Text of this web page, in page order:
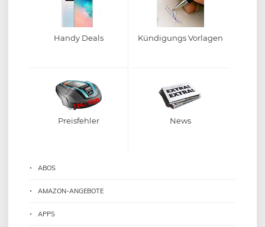
Handy Deals Kündigungs Vorlagen
Preisfehler News
ABOS
AMAZON-ANGEBOTE
APPS